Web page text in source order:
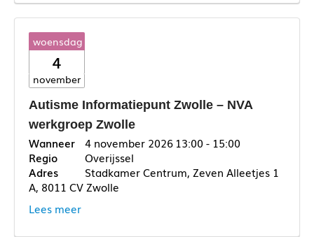
woensdag
4
november
Autisme Informatiepunt Zwolle – NVA
werkgroep Zwolle
4 november 2026 13:00 - 15:00
Overijssel
Stadkamer Centrum, Zeven Alleetjes 1
A, 8011 CV Zwolle
Lees meer